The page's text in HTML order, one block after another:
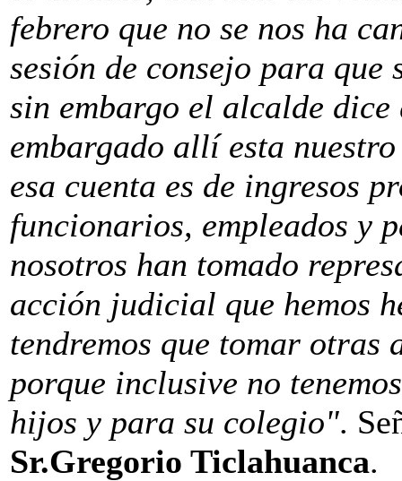
febrero que no se nos ha
sesión de consejo para que
sin embargo el alcalde dice
embargado allí esta
esa cuenta es de ingresos
funcionarios, empleados y
nosotros han tomado
acción judicial que hemos
tendremos que tomar otras
porque inclusive no
hijos y para su colegio".
Sr.Gregorio Ticlahuanca.